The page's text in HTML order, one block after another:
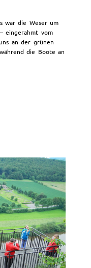
war die Weser um
eingerahmt vom
an der grünen
die Boote an